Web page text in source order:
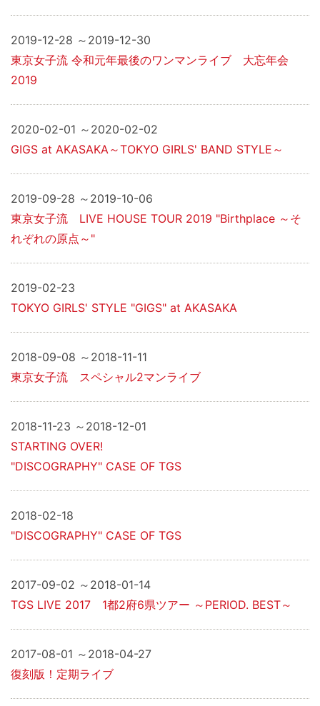
2019-12-28 ～2019-12-30
東京女子流 令和元年最後のワンマンライブ 大忘年会
2019
2020-02-01 ～2020-02-02
GIGS at AKASAKA～TOKYO GIRLS' BAND STYLE～
2019-09-28 ～2019-10-06
東京女子流 LIVE HOUSE TOUR 2019 "Birthplace ～そ
れぞれの原点～"
2019-02-23
TOKYO GIRLS' STYLE "GIGS" at AKASAKA
2018-09-08 ～2018-11-11
東京女子流 スペシャル2マンライブ
2018-11-23 ～2018-12-01
STARTING OVER!
"DISCOGRAPHY" CASE OF TGS
2018-02-18
"DISCOGRAPHY" CASE OF TGS
2017-09-02 ～2018-01-14
TGS LIVE 2017 1都2府6県ツアー ～PERIOD. BEST～
2017-08-01 ～2018-04-27
復刻版！定期ライブ